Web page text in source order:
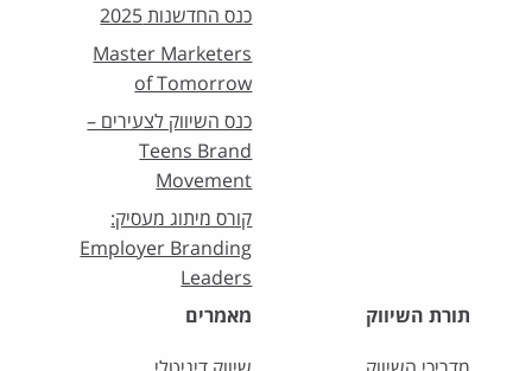
כנס החדשנות 2025
Master Marketers
of Tomorrow
כנס השיווק לצעירים –
Teens Brand
Movement
קורס מיתוג מעסיק:
Employer Branding
Leaders
תורת השיווק
מאמרים